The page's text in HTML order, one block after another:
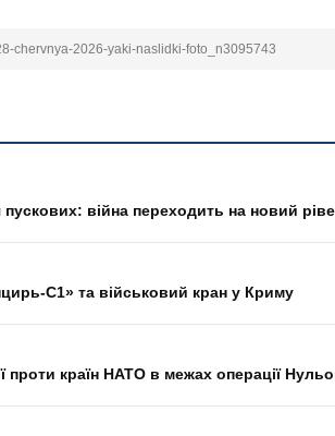
chervnya-2026-yaki-naslidki-foto_n3095743
війна переходить на новий
С1» та військовий кран у Криму
проти країн НАТО в межах операції